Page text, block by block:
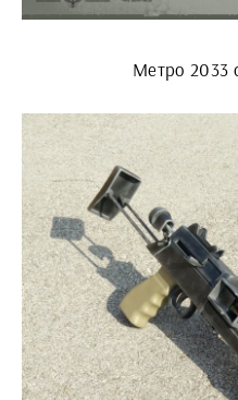
Метро 2033